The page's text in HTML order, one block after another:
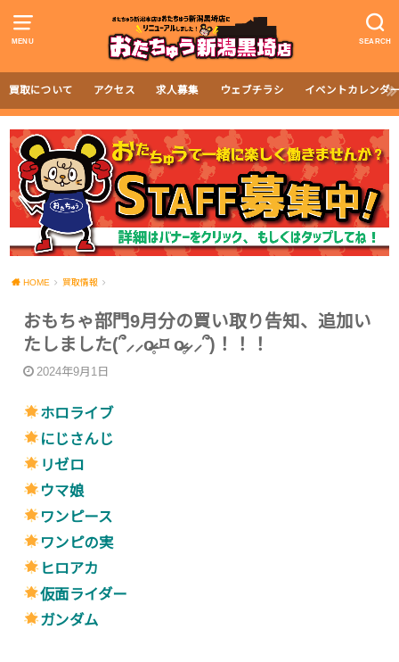
MENU SEARCH
買取について アクセス 求人募集 ウェブチラシ イベントカレンダ
HOME 買取情報
おもちゃ部門9月分の買い取り告知、追加い
たしました(՞⸝⸝o̴̶̷̥ ⌑ o̴̶̷̥⸝⸝՞)！！！
2024年9月1日
ホロライブ
にじさんじ
リゼロ
ウマ娘
ワンピース
ワンピの実
ヒロアカ
仮面ライダー
ガンダム